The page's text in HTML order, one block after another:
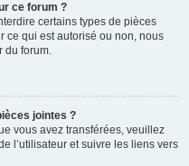
ce forum ?
certains types de pièces
ce qui est autorisé ou non, nous
du forum.
jointes ?
vous avez transférées, veuillez
l’utilisateur et suivre les liens vers